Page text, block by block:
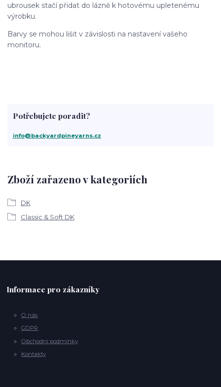
ubrousek stačí přidat do lázně k hotovému upletenému
výrobku.
Barvy se mohou lišit v závislosti na nastavení vašeho
monitoru.
Zboží zařazeno v kategoriích
DK
Classic & Soft DK
Potřebujete poradit?
info@backyardpineyarns.cz
Informace pro zákazníky
O nás
GDPR
Obchodní podmínky
Kontakty